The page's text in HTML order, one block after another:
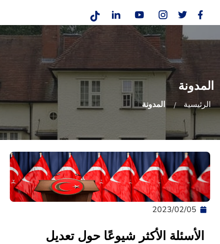
المدونة
الرئيسية المدونة
05‏/02‏/2023
الأسئلة الأكثر شيوعًا حول تعديل